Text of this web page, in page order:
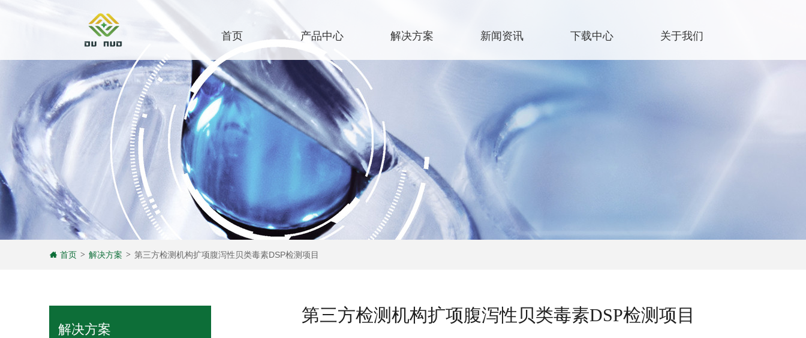
首页 产品中心 解决方案 新闻资讯 下载中心 关于我们
首页 > 解决方案 > 第三方检测机构扩项腹泻性贝类毒素DSP检测项目
第三方检测机构扩项腹泻性贝类毒素DSP检测项目
解决方案